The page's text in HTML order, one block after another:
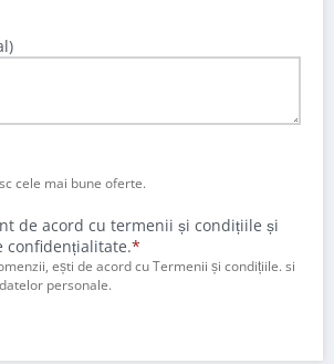
cele mai bune oferte.
confidențialitate.
ești de acord cuTermenii și condițiile. si
personale.